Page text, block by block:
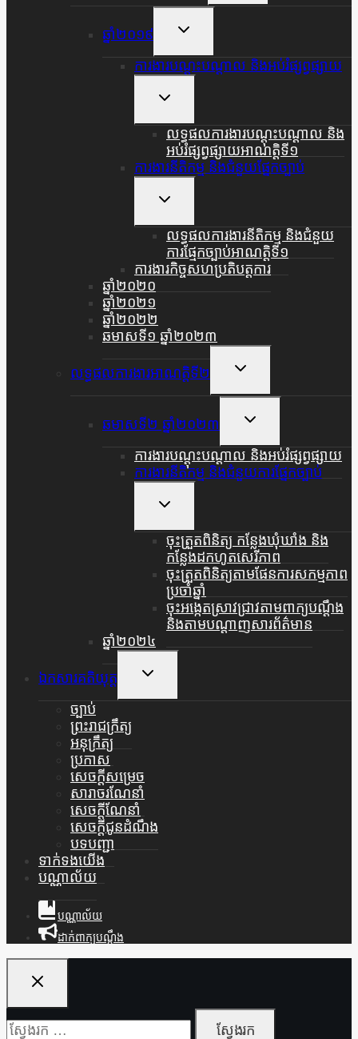
Menu
ឆ្នាំ២០១៩
Toggle
Menu
ការងារបណ្តុះបណ្តាល និងអប់រំផ្សព្វផ្សាយ
Toggle
Menu
លទ្ធផលការងារបណ្តុះបណ្តាល និង
អប់រំផ្សព្វផ្សាយអាណត្តិទី១
ការងារនីតិកម្ម និងជំនួយផ្នែកច្បាប់
Toggle
Menu
លទ្ធផលការងារនីតិកម្ម និងជំនួយ
ការផ្មែកច្បាប់អាណត្តិទី១
ការងារកិច្ចសហប្រតិបត្តការ
ឆ្នាំ២០២០
ឆ្នាំ២០២១
ឆ្នាំ២០២២
ឆមាសទី១ ឆ្នាំ២០២៣
លទ្ធផលការងារអាណត្តិទី២
Toggle
Menu
ឆមាសទី២ ឆ្នាំ២០២៣
Toggle
Menu
ការងារបណ្តុះបណ្តាល និងអប់រំផ្សព្វផ្សាយ
ការងារនីតិកម្ម និងជំនួយការផ្នែកច្បាប់
Toggle
Menu
ចុះត្រួតពិនិត្យ កន្លែងឃុំឃាំង និង
កន្លែងដកហូតសេរីភាព
ចុះត្រួតពិនិត្យតាមផែនការសកម្មភាព
ប្រចាំឆ្នាំ
ចុះអង្កេតស្រាវជ្រាវតាមពាក្យបណ្តឹង
និងតាមបណ្តាញសារព័ត៌មាន
ឆ្នាំ២០២៤
ឯកសារគតិយុត្ត
Toggle
Menu
ច្បាប់
ព្រះរាជក្រឹត្យ
អនុក្រឹត្យ
ប្រកាស
សេចក្តីសម្រេច
សារាចរណែនាំ
សេចក្តីណែនាំ
សេចក្តីជូនដំណឹង
បទបញ្ជា
ទាក់ទងយើង
បណ្ណាល័យ
បណ្ណាល័យ
ដាក់ពាក្យបណ្ដឹង
ស្វែងរក៖